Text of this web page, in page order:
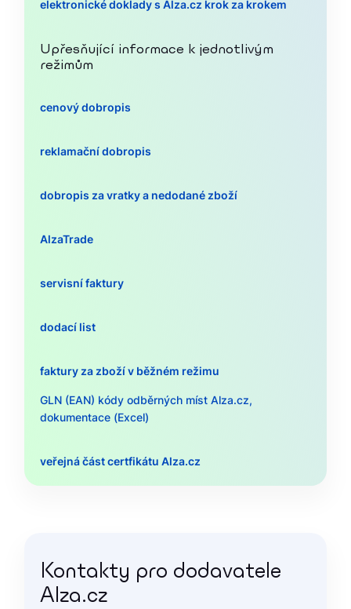
elektronické doklady s Alza.cz krok za krokem
Upřesňující informace k jednotlivým
režimům
cenový dobropis
reklamační dobropis
dobropis za vratky a nedodané zboží
AlzaTrade
servisní faktury
dodací list
faktury za zboží v běžném režimu
GLN (EAN) kódy odběrných míst Alza.cz,
dokumentace (Excel)
veřejná část certfikátu Alza.cz
Kontakty pro dodavatele
Alza.cz